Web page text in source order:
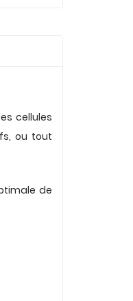
cellules
ou tout
de